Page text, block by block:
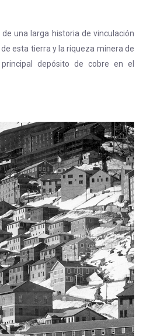
una larga historia de vinculación
esta tierra y la riqueza minera de
depósito de cobre en el